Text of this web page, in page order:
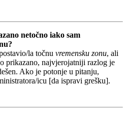
netočno iako sam
la točnu vremensku zonu, ali
prikazano, najvjerojatniji razlog je
Ako je potonje u pitanju,
icu [da ispravi grešku].